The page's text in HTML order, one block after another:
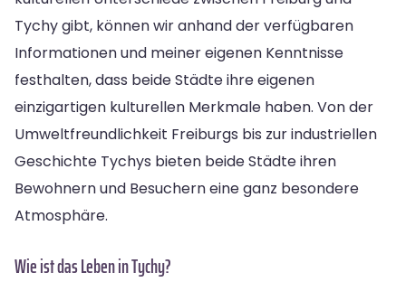
Tychy gibt, können wir anhand der verfügbaren
Informationen und meiner eigenen Kenntnisse
festhalten, dass beide Städte ihre eigenen
einzigartigen kulturellen Merkmale haben. Von der
Umweltfreundlichkeit Freiburgs bis zur industriellen
Geschichte Tychys bieten beide Städte ihren
Bewohnern und Besuchern eine ganz besondere
Atmosphäre.
Wie ist das Leben in Tychy?